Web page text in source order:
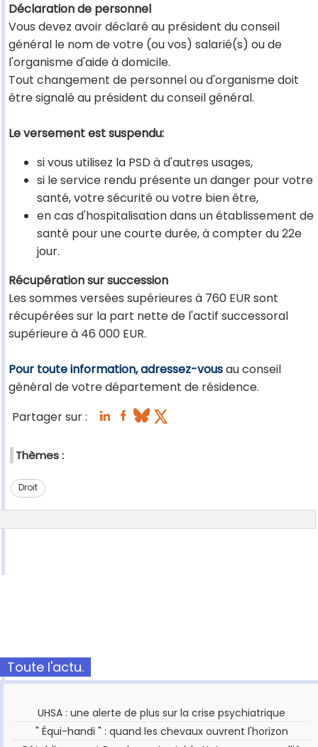
Déclaration de personnel
Vous devez avoir déclaré au président du conseil
général le nom de votre (ou vos) salarié(s) ou de
l'organisme d'aide à domicile.
Tout changement de personnel ou d'organisme doit
être signalé au président du conseil général.
Le versement est suspendu:
si vous utilisez la PSD à d'autres usages,
si le service rendu présente un danger pour votre
santé, votre sécurité ou votre bien être,
en cas d'hospitalisation dans un établissement de
santé pour une courte durée, à compter du 22e
jour.
Récupération sur succession
Les sommes versées supérieures à 760 EUR sont
récupérées sur la part nette de l'actif successoral
supérieure à 46 000 EUR.
Pour toute information, adressez-vousau conseil
général de votre département de résidence.
Partager sur :
Thèmes :
Droit
Toute l'actu.
UHSA : une alerte de plus sur la crise psychiatrique
" Équi-handi " : quand les chevaux ouvrent l'horizon